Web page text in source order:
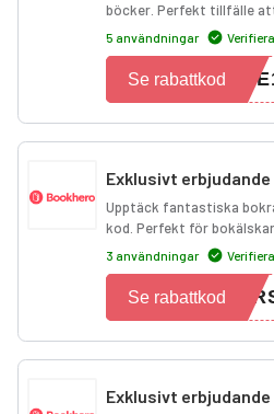
böcker. Perfekt tillfälle
5 användningar
Se rabattkod
Exklusivt
Upptäck fantastiska
kod. Perfekt för
3 användningar
Se rabattkod
Exklusivt